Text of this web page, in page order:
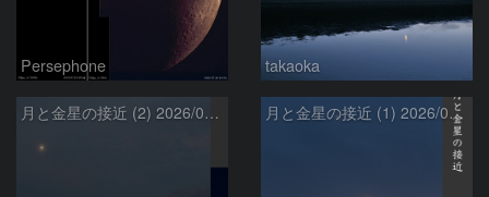
Persephone takaoka
月と金星の接近 (2) 2026/07/17 月と金星の接近 (1) 2026/07/17